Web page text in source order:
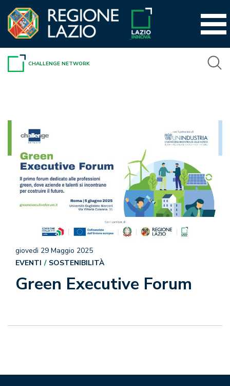
contenuto
CHALLENGE NETWORK
Green Executive Forum
giovedì 29 Maggio 2025
EVENTI
SOSTENIBILITÀ